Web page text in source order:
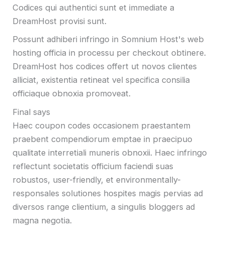
Codices qui authentici sunt et immediate a
DreamHost provisi sunt.
Possunt adhiberi infringo in Somnium Host's web
hosting officia in processu per checkout obtinere.
DreamHost hos codices offert ut novos clientes
alliciat, existentia retineat vel specifica consilia
officiaque obnoxia promoveat.
Final says
Haec coupon codes occasionem praestantem
praebent compendiorum emptae in praecipuo
qualitate interretiali muneris obnoxii. Haec infringo
reflectunt societatis officium faciendi suas
robustos, user-friendly, et environmentally-
responsales solutiones hospites magis pervias ad
diversos range clientium, a singulis bloggers ad
magna negotia.